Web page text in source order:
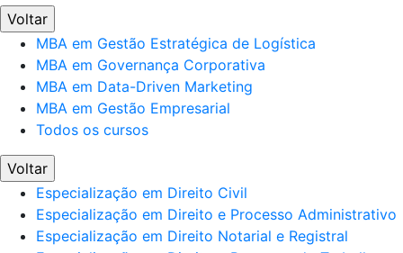
Voltar
MBA em Gestão Estratégica de Logística
MBA em Governança Corporativa
MBA em Data-Driven Marketing
MBA em Gestão Empresarial
Todos os cursos
Voltar
Especialização em Direito Civil
Especialização em Direito e Processo Administrativo
Especialização em Direito Notarial e Registral